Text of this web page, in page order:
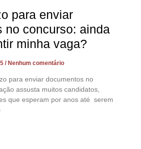
para enviar
no concurso: ainda
minha vaga?
Nenhum comentário
para enviar documentos no
assusta muitos candidatos,
que esperam por anos até serem